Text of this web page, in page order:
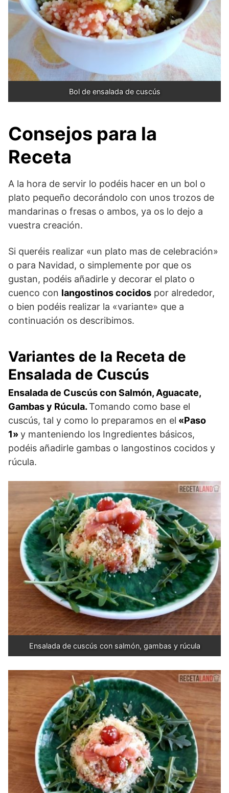
Bol de ensalada de cuscús
Consejos para la
Receta
A la hora de servir lo podéis hacer en un bol o
plato pequeño decorándolo con unos trozos de
mandarinas o fresas o ambos, ya os lo dejo a
vuestra creación.
Si queréis realizar «un plato mas de celebración»
o para Navidad, o simplemente por que os
gustan, podéis añadirle y decorar el plato o
cuenco con langostinos cocidos por alrededor,
o bien podéis realizar la «variante» que a
continuación os describimos.
Variantes de la Receta de
Ensalada de Cuscús
Ensalada de Cuscús con Salmón, Aguacate,
Gambas y Rúcula.Tomando como base el
cuscús, tal y como lo preparamos en el «Paso
1»y manteniendo los Ingredientes básicos,
podéis añadirle gambas o langostinos cocidos y
rúcula.
Ensalada de cuscús con salmón, gambas y rúcula